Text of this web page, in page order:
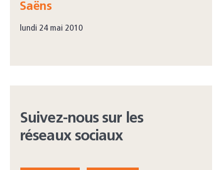
Saëns
lundi 24 mai 2010
Suivez-nous sur les
réseaux sociaux